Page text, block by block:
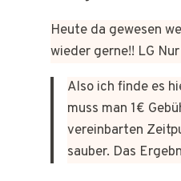
Heute da gewesen
wieder gerne!! LG
Also ich finde es
muss man 1€
vereinbarten
sauber. Das